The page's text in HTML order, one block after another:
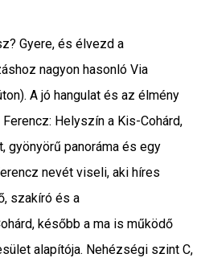
Gyere, és élvezd a
nagyon hasonló Via
A jó hangulat és az élmény
Helyszín a Kis-Cohárd,
gyönyörű panoráma és egy
nevét viseli, aki híres
szakíró és a
később a ma is működő
alapítója. Nehézségi szint C,